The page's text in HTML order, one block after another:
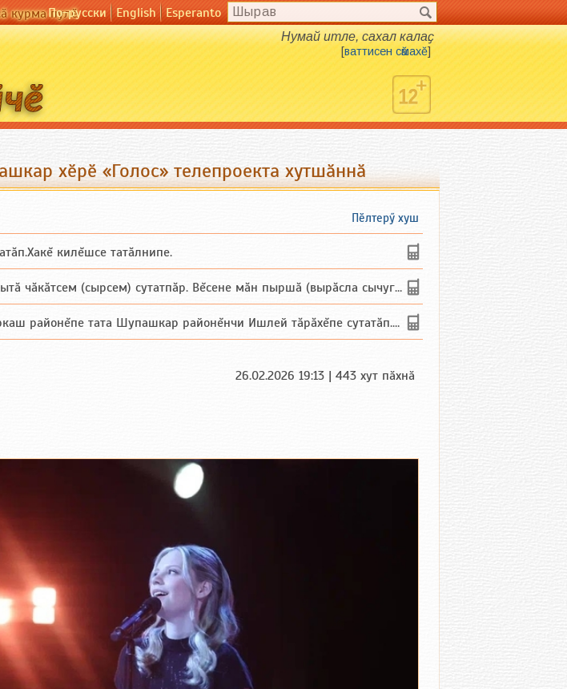
курма пулӗПо-русски English Esperanto
Нумай итле, сахал калаҫ.
[ваттисен сӑмахӗ]
хӗрӗ «Голос» телепроекта хутшӑннӑ
Пӗлтерӳ хуш
килĕшсе татăлнипе.
чăкăтсем (сырсем) сутатпăр. Вĕсене мăн пыршă (вырăсла сычуг) ...
районĕпе тата Шупашкар районĕнчи Ишлей тăрăхĕпе сутатăп. Ха...
26.02.2026 19:13 | 443 хут пӑхнӑ